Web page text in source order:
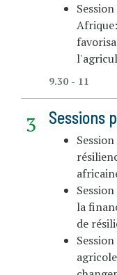
9.30 - 11
Sessions
la
de